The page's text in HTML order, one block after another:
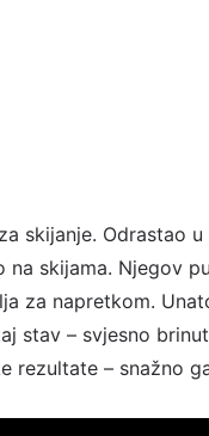
skijanje. Odrastao
skijama. Njegov
za napretkom.
stav – svjesno
rezultate – snažno